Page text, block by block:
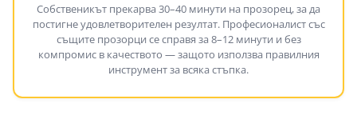
Собственикът прекарва 30–40 минути на прозорец, за да
постигне удовлетворителен резултат. Професионалист със
същите прозорци се справя за 8–12 минути и без
компромис в качеството — защото използва правилния
инструмент за всяка стъпка.